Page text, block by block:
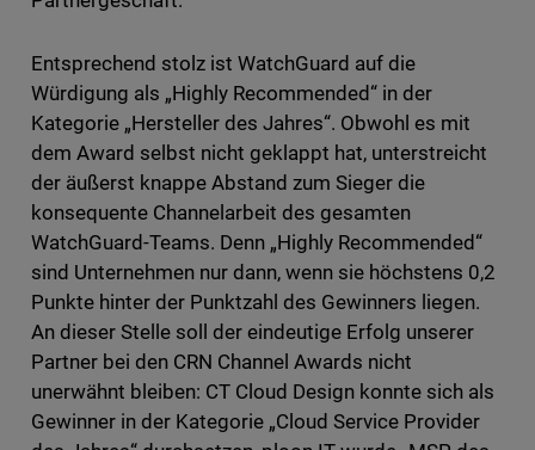
Entsprechend stolz ist WatchGuard auf die
Würdigung als „Highly Recommended“ in der
Kategorie „Hersteller des Jahres“. Obwohl es mit
dem Award selbst nicht geklappt hat, unterstreicht
der äußerst knappe Abstand zum Sieger die
konsequente Channelarbeit des gesamten
WatchGuard-Teams. Denn „Highly Recommended“
sind Unternehmen nur dann, wenn sie höchstens 0,2
Punkte hinter der Punktzahl des Gewinners liegen.
An dieser Stelle soll der eindeutige Erfolg unserer
Partner bei den CRN Channel Awards nicht
unerwähnt bleiben: CT Cloud Design konnte sich als
Gewinner in der Kategorie „Cloud Service Provider